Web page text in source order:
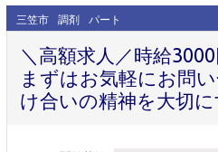
三笠市 調剤 パート
＼高額求人／時給
まずはお気軽にお問
け合いの精神を大切に